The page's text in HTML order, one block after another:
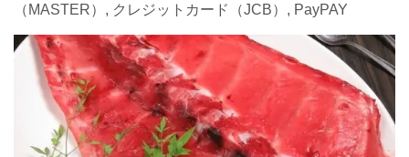
（MASTER）, クレジットカード（JCB）, PayPAY